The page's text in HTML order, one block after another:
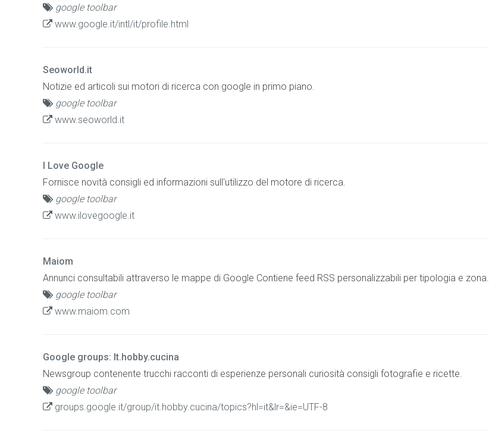
google toolbar
www.google.it/intl/it/profile.html
Seoworld.it
Notizie ed articoli sui motori di ricerca con google in primo piano.
google toolbar
www.seoworld.it
I Love Google
Fornisce novità consigli ed informazioni sull'utilizzo del motore di ricerca.
google toolbar
www.ilovegoogle.it
Maiom
Annunci consultabili attraverso le mappe di Google Contiene feed RSS personalizzabili per tipologia e zona.
google toolbar
www.maiom.com
Google groups: It.hobby.cucina
Newsgroup contenente trucchi racconti di esperienze personali curiosità consigli fotografie e ricette.
google toolbar
groups.google.it/group/it.hobby.cucina/topics?hl=it&lr=&ie=UTF-8